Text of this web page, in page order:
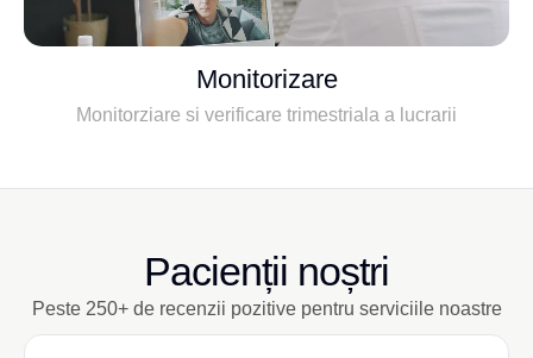
Monitorizare
Monitorziare si verificare trimestriala a lucrarii
Pacienții noștri
Peste 250+ de recenzii pozitive pentru serviciile noastre